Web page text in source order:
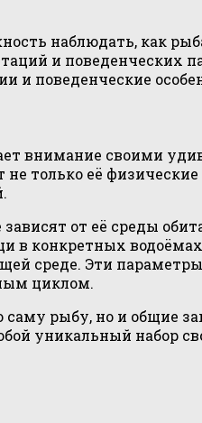
наблюдать, как
и поведенческих
и поведенческие
внимание своими
только её
от её среды
в конкретных
среде. Эти
циклом.
рыбу, но и общие
уникальный